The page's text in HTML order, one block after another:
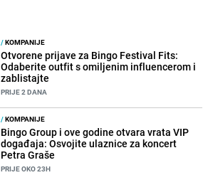
/KOMPANIJE
Otvorene prijave za Bingo Festival Fits:
Odaberite outfit s omiljenim influencerom i
zablistajte
PRIJE 2 DANA
/KOMPANIJE
Bingo Group i ove godine otvara vrata VIP
događaja: Osvojite ulaznice za koncert
Petra Graše
PRIJE OKO 23H